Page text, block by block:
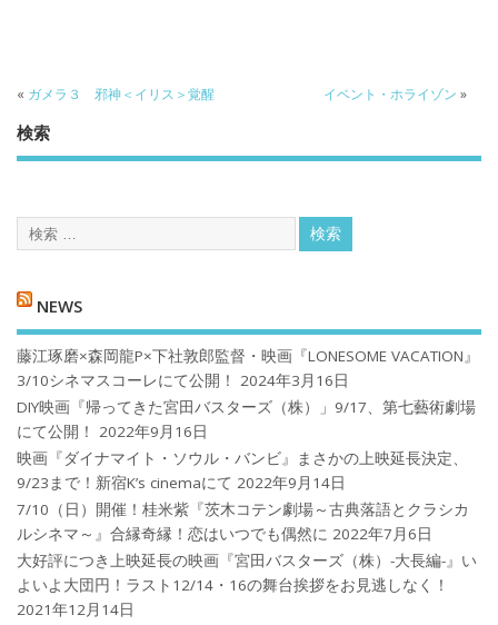
« ガメラ３ 邪神＜イリス＞覚醒 イベント・ホライゾン »
検索
NEWS
藤江琢磨×森岡龍P×下社敦郎監督・映画『LONESOME VACATION』
3/10シネマスコーレにて公開！
2024年3月16日
DIY映画『帰ってきた宮田バスターズ（株）」9/17、第七藝術劇場
にて公開！
2022年9月16日
映画『ダイナマイト・ソウル・バンビ』まさかの上映延長決定、
9/23まで！新宿K’s cinemaにて 2022年9月14日
7/10（日）開催！桂米紫『茨木コテン劇場～古典落語とクラシカ
ルシネマ～』合縁奇縁！恋はいつでも偶然に 2022年7月6日
大好評につき上映延長の映画『宮田バスターズ（株）-大長編-』い
よいよ大団円！ラスト12/14・16の舞台挨拶をお見逃しなく！
2021年12月14日